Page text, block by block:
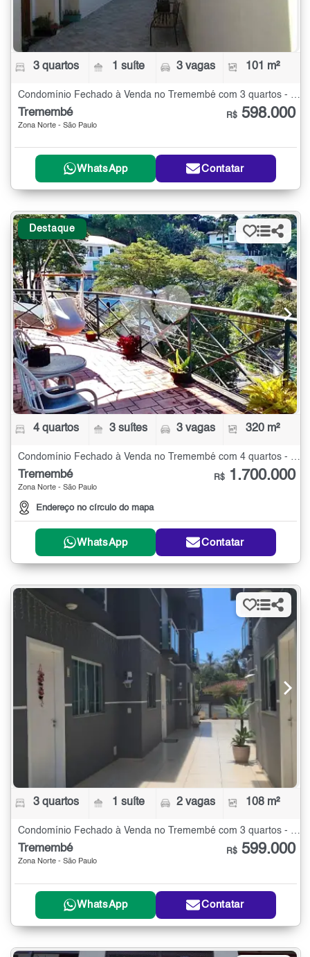
3 quartos 1 suíte 3 vagas 101 m²
Condomínio Fechado à Venda no Tremembé com 3 quartos - 101 m²
Tremembé
Zona Norte - São Paulo
R$ 598.000
WhatsApp Contatar
Destaque
4 quartos 3 suítes 3 vagas 320 m²
Condomínio Fechado à Venda no Tremembé com 4 quartos - 320 m²
Tremembé
Zona Norte - São Paulo
Endereço no círculo do mapa
R$ 1.700.000
WhatsApp Contatar
3 quartos 1 suíte 2 vagas 108 m²
Condomínio Fechado à Venda no Tremembé com 3 quartos - 108 m²
Tremembé
Zona Norte - São Paulo
R$ 599.000
WhatsApp Contatar